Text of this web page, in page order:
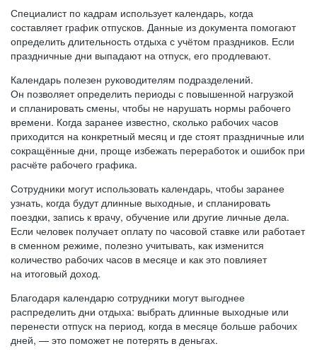
Специалист по кадрам использует календарь, когда
составляет график отпусков. Данные из документа помогают
определить длительность отдыха с учётом праздников. Если
праздничные дни выпадают на отпуск, его продлевают.
Календарь полезен руководителям подразделений.
Он позволяет определить периоды с повышенной нагрузкой
и спланировать смены, чтобы не нарушать нормы рабочего
времени. Когда заранее известно, сколько рабочих часов
приходится на конкретный месяц и где стоят праздничные или
сокращённые дни, проще избежать переработок и ошибок при
расчёте рабочего графика.
Сотрудники могут использовать календарь, чтобы заранее
узнать, когда будут длинные выходные, и спланировать
поездки, запись к врачу, обучение или другие личные дела.
Если человек получает оплату по часовой ставке или работает
в сменном режиме, полезно учитывать, как изменится
количество рабочих часов в месяце и как это повлияет
на итоговый доход.
Благодаря календарю сотрудники могут выгоднее
распределить дни отдыха: выбрать длинные выходные или
перенести отпуск на период, когда в месяце больше рабочих
дней, — это поможет не потерять в деньгах.